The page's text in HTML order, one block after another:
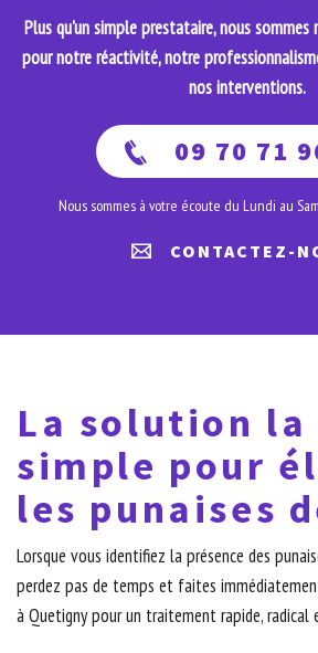
Plus qu'un simple prestataire, nous sommes
pour notre réactivité, notre
nos interventions.
09 70 71
Nous sommes à votre écoute du Lundi au
CONTACTEZ-
La solution la
simple pour
les punaises
Lorsque vous identifiez la présence des
perdez pas de temps et faites
à Quetigny pour un traitement rapide, radical